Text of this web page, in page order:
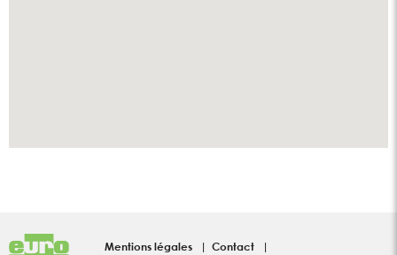
Mentions légales Contact